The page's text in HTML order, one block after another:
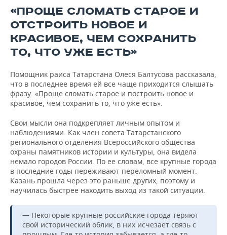
ХОККЕЙ С МЯЧОМ
ПРОИСШЕСТВИЯ
«ПРОЩЕ СЛОМАТЬ СТАРОЕ И
ОТСТРОИТЬ НОВОЕ И
КРАСИВОЕ, ЧЕМ СОХРАНИТЬ
ТО, ЧТО УЖЕ ЕСТЬ»
Помощник раиса Татарстана Олеся Балтусова рассказала,
что в последнее время ей все чаще приходится слышать
фразу: «Проще сломать старое и построить новое и
красивое, чем сохранить то, что уже есть».
Свои мысли она подкрепляет личным опытом и
наблюдениями. Как член совета Татарстанского
регионального отделения Всероссийского общества
охраны памятников истории и культуры, она видела
немало городов России. По ее словам, все крупные города
в последние годы переживают переломный момент.
Казань прошла через это раньше других, поэтому и
научилась быстрее находить выход из такой ситуации.
— Некоторые крупные российские города теряют
свой исторический облик, в них исчезает связь с